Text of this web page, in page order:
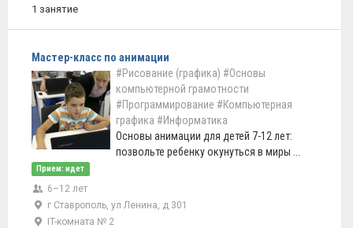
1 занятие
Мастер-класс по анимации
#Рисование (графика) #Основы
компьютерной грамотности
#Программирование #Компьютерная
графика #Информатика
Основы анимации для детей 7-12 лет:
позвольте ребенку окунуться в миры ...
Прием: идет
6–12 лет
г Ставрополь, ул Ленина, д 301
IT-комната № 2